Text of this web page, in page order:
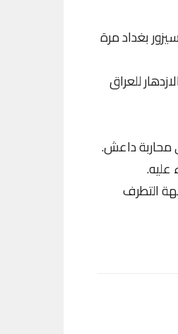
بغداد مرة
للعراق
محاربة داعش.
عليه.
التطرف